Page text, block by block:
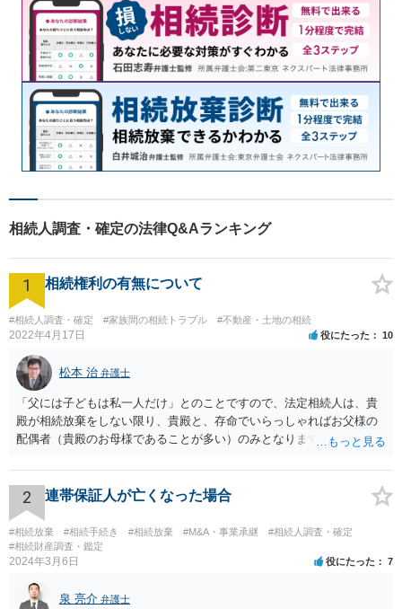
相続人調査・確定の法律Q&Aランキング
1 相続権利の有無について
#相続人調査・確定 #家族間の相続トラブル #不動産・土地の相続
2022年4月17日 役にたった 10
松本 治 弁護士
「父には子どもは私一人だけ」とのことですので、法定相続人は、貴
殿が相続放棄をしない限り、貴殿と、存命でいらっしゃればお父様の
配偶者（貴殿のお母様であることが多い）のみとなります。遺言がな
2 連帯保証人が亡くなった場合
#相続放棄 #相続手続き #相続放棄 #M&A・事業承継
#相続人調査・確定
#相続財産調査・鑑定
2024年3月6日 役にたった 7
泉 亮介 弁護士